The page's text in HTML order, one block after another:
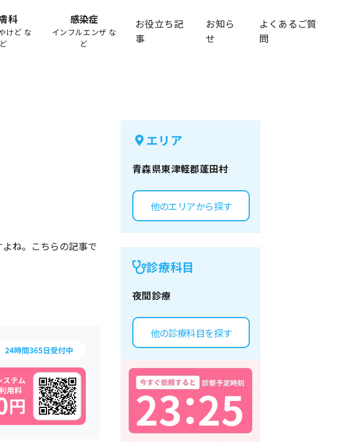
科
けど な
ど
感染症
インフルエンザ な
ど
お役立ち記
事
お知ら
せ
よくあるご質
問
ね。こちらの記事で
エリア
青森県東津軽郡蓬田村
他のエリアから探す
診療科目
夜間診療
他の診療科目を探す
23：
25